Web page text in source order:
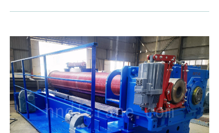
اردو
Čeština
Беларуская мова
Kiswahili
Dansk
Norsk
O‘zbekcha